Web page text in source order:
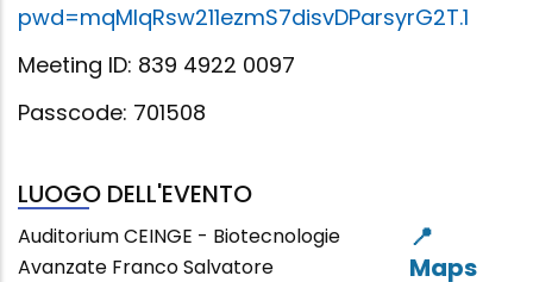
pwd=mqMlqRsw211ezmS7disvDParsyrG2T.1
Meeting ID: 839 4922 0097
Passcode: 701508
LUOGO DELL'EVENTO
Auditorium CEINGE - Biotecnologie
Avanzate Franco Salvatore